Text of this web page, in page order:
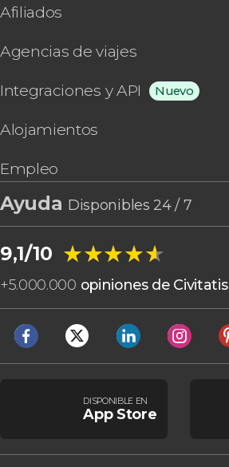
Afiliados
Agencias de viajes
Integraciones y API Nuevo
Alojamientos
Empleo
Ayuda Disponibles 24 / 7
9,1/10 ★★★★★
★★★★★
+5.000.000 opiniones de Civitatis
DISPONIBLE EN
App Store